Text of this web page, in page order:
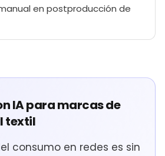
en postproducción de
IA para marcas de
textil
consumo en redes es sin